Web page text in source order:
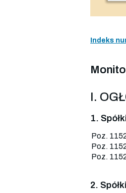
Indeks
I.
1.
Poz.
Poz.
Poz.
2.